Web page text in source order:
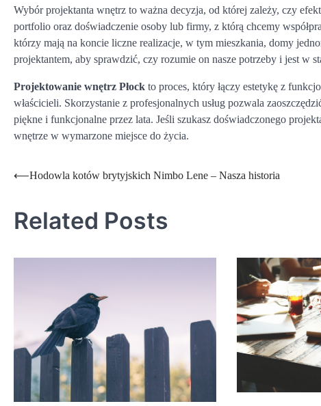
Wybór projektanta wnętrz to ważna decyzja, od której zależy, czy
portfolio oraz doświadczenie osoby lub firmy, z którą chcemy
którzy mają na koncie liczne realizacje, w tym mieszkania, domy
projektantem, aby sprawdzić, czy rozumie on nasze potrzeby i jest w
Projektowanie wnętrz Płock to proces, który łączy estetykę z
właścicieli. Skorzystanie z profesjonalnych usług pozwala
piękne i funkcjonalne przez lata. Jeśli szukasz doświadczonego
wnętrze w wymarzone miejsce do życia.
Nawigacja
⟵Hodowla kotów brytyjskich Nimbo Lene – Nasza historia
Related Posts